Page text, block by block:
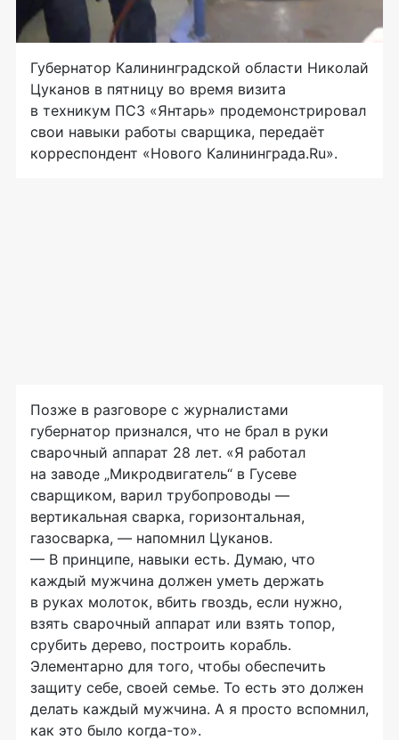
Губернатор Калининградской области Николай
Цуканов в пятницу во время визита
в техникум ПСЗ «Янтарь» продемонстрировал
свои навыки работы сварщика, передаёт
корреспондент «Нового Калининграда.Ru».
Позже в разговоре с журналистами
губернатор признался, что не брал в руки
сварочный аппарат 28 лет. «Я работал
на заводе „Микродвигатель“ в Гусеве
сварщиком, варил трубопроводы —
вертикальная сварка, горизонтальная,
газосварка, — напомнил Цуканов.
— В принципе, навыки есть. Думаю, что
каждый мужчина должен уметь держать
в руках молоток, вбить гвоздь, если нужно,
взять сварочный аппарат или взять топор,
срубить дерево, построить корабль.
Элементарно для того, чтобы обеспечить
защиту себе, своей семье. То есть это должен
делать каждый мужчина. А я просто вспомнил,
как это было когда-то».